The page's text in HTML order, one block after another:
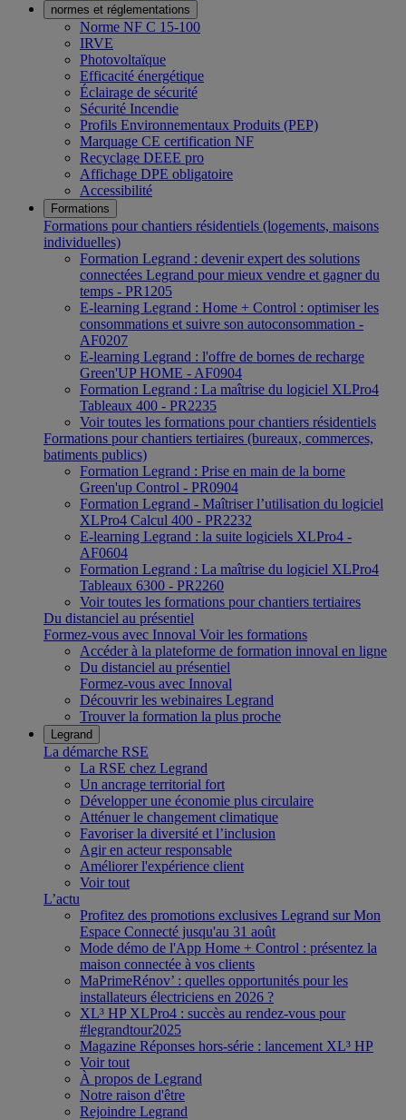
normes et réglementations
Norme NF C 15-100
IRVE
Photovoltaïque
Efficacité énergétique
Éclairage de sécurité
Sécurité Incendie
Profils Environnementaux Produits (PEP)
Marquage CE certification NF
Recyclage DEEE pro
Affichage DPE obligatoire
Accessibilité
Formations
Formations pour chantiers résidentiels (logements, maisons
individuelles)
Formation Legrand : devenir expert des solutions
connectées Legrand pour mieux vendre et gagner du
temps - PR1205
E-learning Legrand : Home + Control : optimiser les
consommations et suivre son autoconsommation -
AF0207
E-learning Legrand : l'offre de bornes de recharge
Green'UP HOME - AF0904
Formation Legrand : La maîtrise du logiciel XLPro4
Tableaux 400 - PR2235
Voir toutes les formations pour chantiers résidentiels
Formations pour chantiers tertiaires (bureaux, commerces,
batiments publics)
Formation Legrand : Prise en main de la borne
Green'up Control - PR0904
Formation Legrand - Maîtriser l’utilisation du logiciel
XLPro4 Calcul 400 - PR2232
E-learning Legrand : la suite logiciels XLPro4 -
AF0604
Formation Legrand : La maîtrise du logiciel XLPro4
Tableaux 6300 - PR2260
Voir toutes les formations pour chantiers tertiaires
Du distanciel au présentiel
Formez-vous avec Innoval Voir les formations
Accéder à la plateforme de formation innoval en ligne
Du distanciel au présentiel
Formez-vous avec Innoval
Découvrir les webinaires Legrand
Trouver la formation la plus proche
Legrand
La démarche RSE
La RSE chez Legrand
Un ancrage territorial fort
Développer une économie plus circulaire
Atténuer le changement climatique
Favoriser la diversité et l’inclusion
Agir en acteur responsable
Améliorer l'expérience client
Voir tout
L’actu
Profitez des promotions exclusives Legrand sur Mon
Espace Connecté jusqu'au 31 août
Mode démo de l'App Home + Control : présentez la
maison connectée à vos clients
MaPrimeRénov’ : quelles opportunités pour les
installateurs électriciens en 2026 ?
XL³ HP XLPro4 : succès au rendez-vous pour
#legrandtour2025
Magazine Réponses hors-série : lancement XL³ HP
Voir tout
À propos de Legrand
Notre raison d'être
Rejoindre Legrand